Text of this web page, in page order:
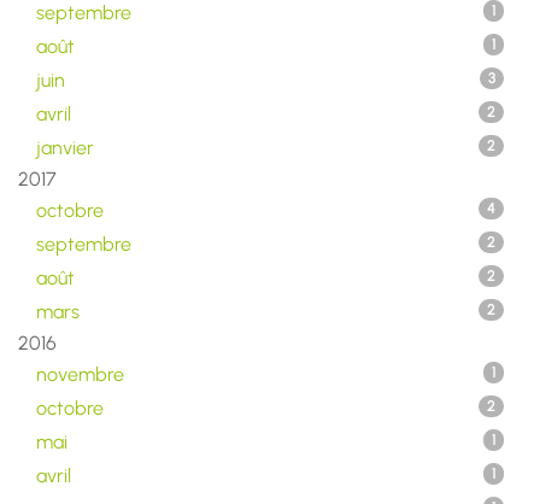
septembre 1
août 1
juin 3
avril 2
janvier 2
2017
octobre
4
septembre 2
août 2
mars 2
2016
novembre
1
octobre 2
mai 1
avril 1